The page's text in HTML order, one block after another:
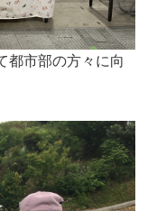
都市部の方々に向